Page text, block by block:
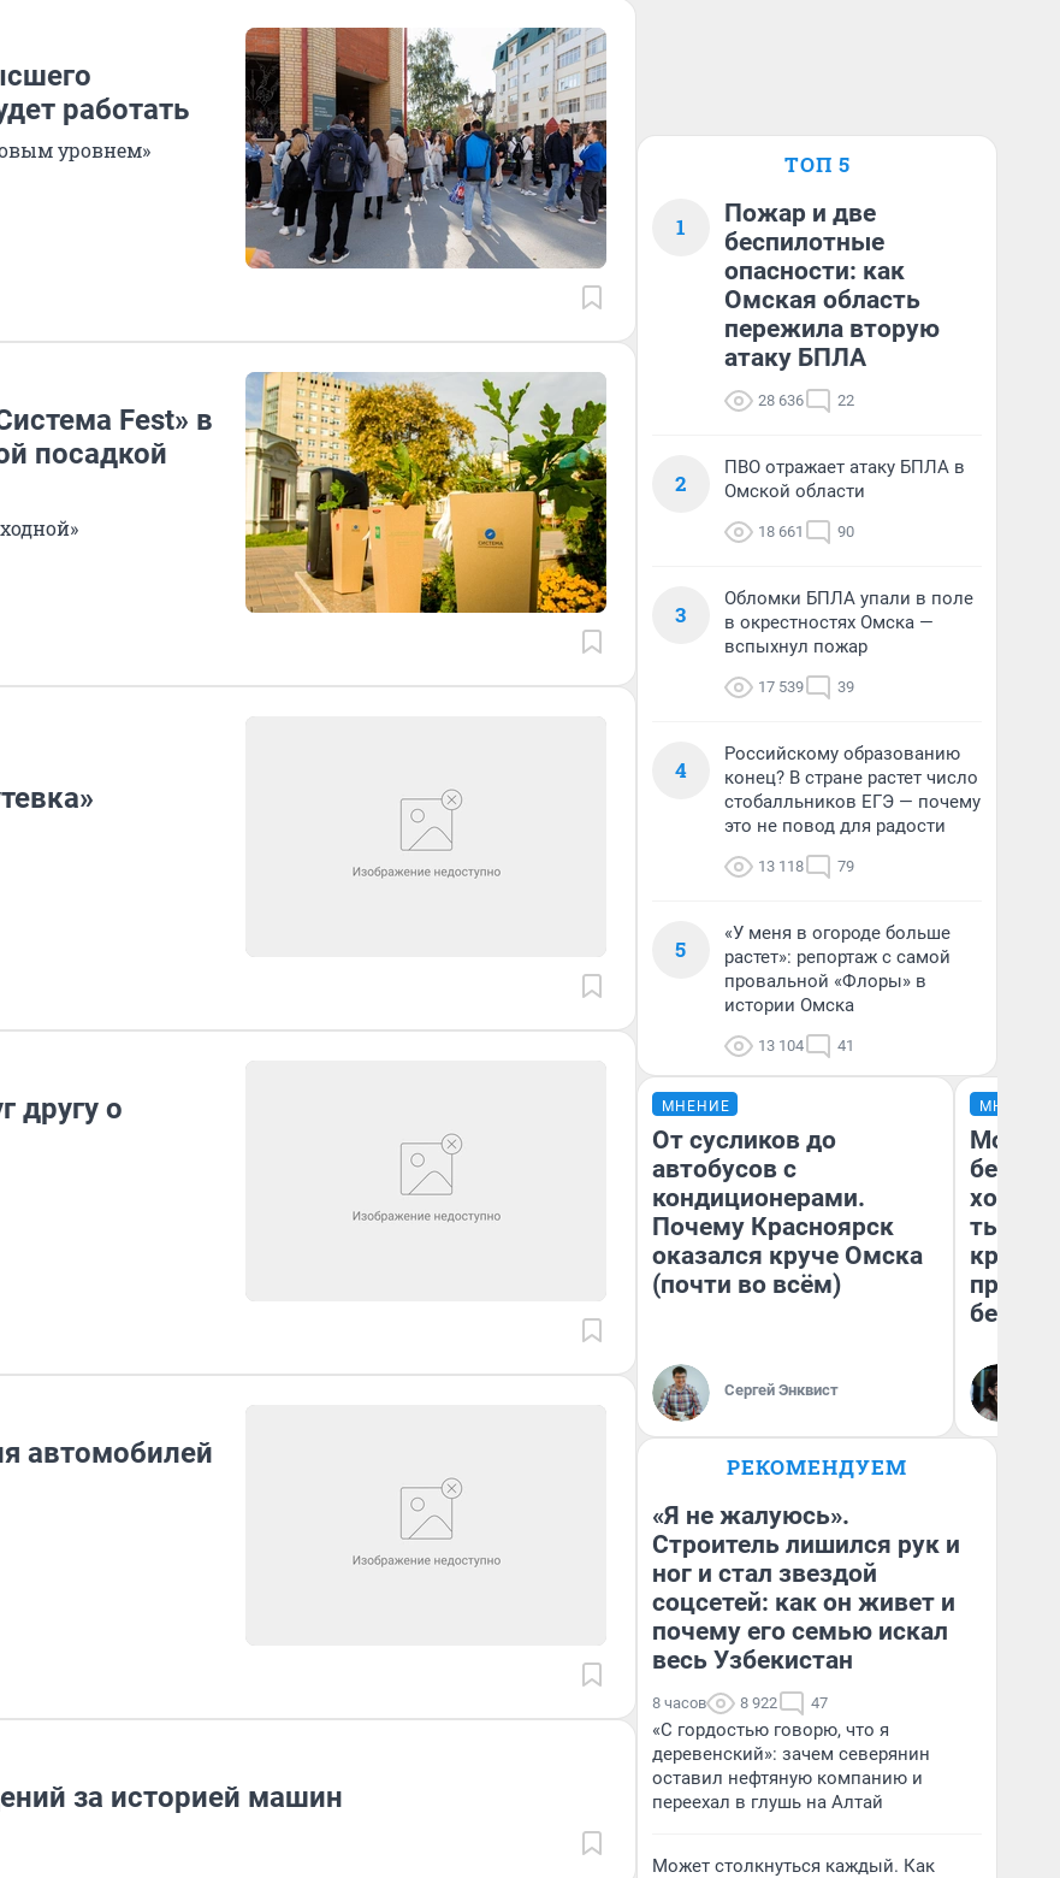
работать
уровнем»
Fest» в
посадкой
другу о
автомобилей
за историей машин
ТОП 5
1
Пожар и две
беспилотные
опасности: как
Омская область
пережила вторую
атаку БПЛА
28 636 22
2
ПВО отражает атаку БПЛА в
Омской области
18 661 90
3
Обломки БПЛА упали в поле
в окрестностях Омска —
вспыхнул пожар
17 539 39
4
Российскому образованию
конец? В стране растет число
стобалльников ЕГЭ — почему
это не повод для радости
13 118 79
5
«У меня в огороде больше
растет»: репортаж с самой
провальной «Флоры» в
истории Омска
13 104 41
МНЕНИЕ
От сусликов до
автобусов с
кондиционерами.
Почему Красноярск
оказался круче Омска
(почти во всём)
Сергей Энквист
МНЕНИЕ
Мой
хотела
тысяч,
РЕКОМЕНДУЕМ
«Я не жалуюсь».
Строитель лишился рук и
ног и стал звездой
соцсетей: как он живет и
почему его семью искал
весь Узбекистан
8 часов 8 922 47
«С гордостью говорю, что я
деревенский»: зачем северянин
оставил нефтяную компанию и
переехал в глушь на Алтай
Может столкнуться каждый. Как